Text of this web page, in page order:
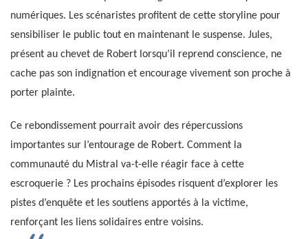
numériques. Les scénaristes profitent de cette storyline pour
sensibiliser le public tout en maintenant le suspense. Jules,
présent au chevet de Robert lorsqu’il reprend conscience, ne
cache pas son indignation et encourage vivement son proche à
porter plainte.
Ce rebondissement pourrait avoir des répercussions
importantes sur l’entourage de Robert. Comment la
communauté du Mistral va-t-elle réagir face à cette
escroquerie ? Les prochains épisodes risquent d’explorer les
pistes d’enquête et les soutiens apportés à la victime,
renforçant les liens solidaires entre voisins.